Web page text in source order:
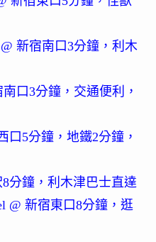
新宿南口3分鐘，利木
口3分鐘，交通便利，
口5分鐘，地鐵2分鐘，
分鐘，利木津巴士直達
@ 新宿東口8分鐘，逛